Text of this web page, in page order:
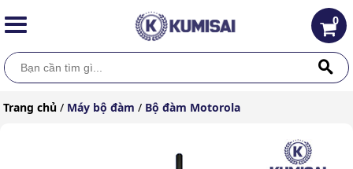
0
Trang chủ / Máy bộ đàm / Bộ đàm Motorola